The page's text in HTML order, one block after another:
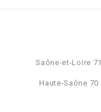
Saône-et-Loire 71
Haute-Saône 70